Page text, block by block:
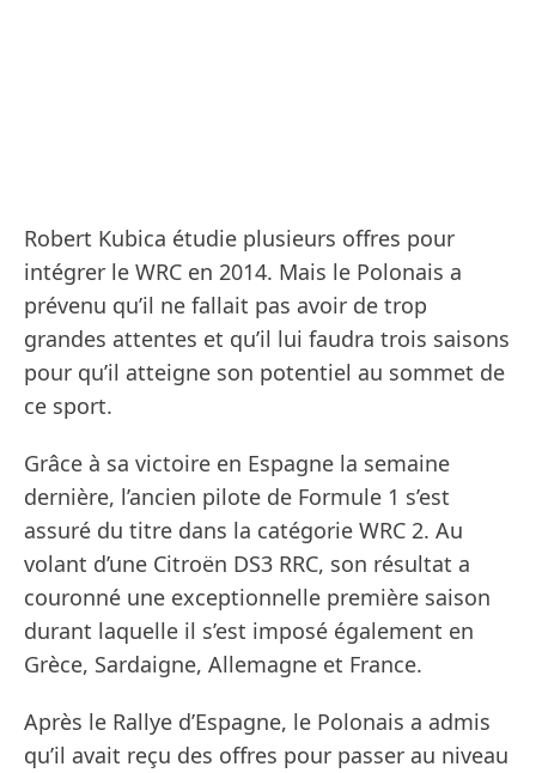
Robert Kubica étudie plusieurs offres pour
intégrer le WRC en 2014. Mais le Polonais a
prévenu qu’il ne fallait pas avoir de trop
grandes attentes et qu’il lui faudra trois saisons
pour qu’il atteigne son potentiel au sommet de
ce sport.
Grâce à sa victoire en Espagne la semaine
dernière, l’ancien pilote de Formule 1 s’est
assuré du titre dans la catégorie WRC 2. Au
volant d’une Citroën DS3 RRC, son résultat a
couronné une exceptionnelle première saison
durant laquelle il s’est imposé également en
Grèce, Sardaigne, Allemagne et France.
Après le Rallye d’Espagne, le Polonais a admis
qu’il avait reçu des offres pour passer au niveau